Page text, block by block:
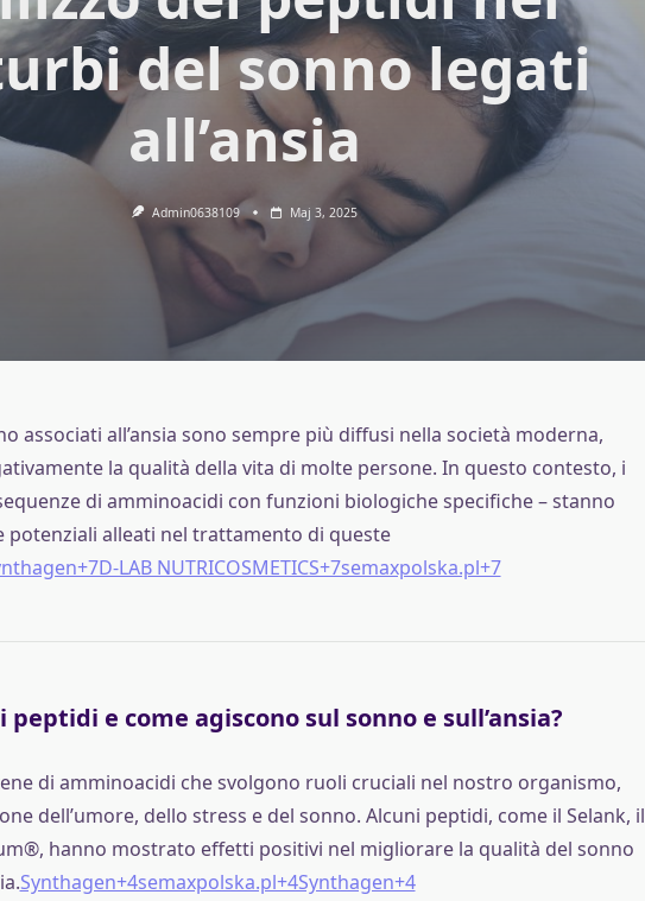
del sonno legati
all’ansia
Admin0638109 Maj 3, 2025
associati all’ansia sono sempre più diffusi nella società moderna,
la qualità della vita di molte persone. In questo contesto, i
di amminoacidi con funzioni biologiche specifiche – stanno
potenziali alleati nel trattamento di queste
LAB NUTRICOSMETICS+7semaxpolska.pl+7
peptidi e come agiscono sul sonno e sull’ansia?
di amminoacidi che svolgono ruoli cruciali nel nostro organismo,
dell’umore, dello stress e del sonno. Alcuni peptidi, come il Selank, il
hanno mostrato effetti positivi nel migliorare la qualità del sonno
Synthagen+4semaxpolska.pl+4Synthagen+4